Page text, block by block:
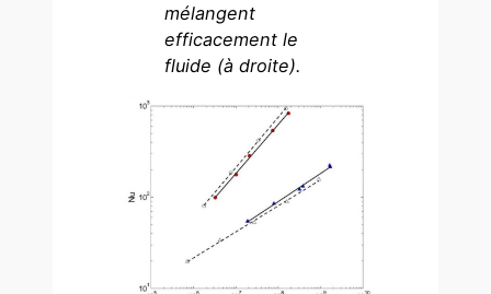
mélangent
efficacement le
fluide (à droite).